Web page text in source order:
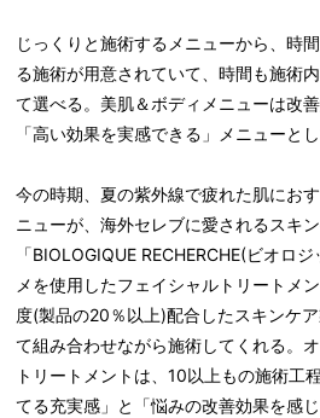
じっくりと施術するメニューから、時
る施術が用意されていて、時間も施術
て選べる。美肌＆ボディメニューは改
「高い効果を実感できる」メニューと
今の時期、夏の紫外線で疲れた肌にお
ニューが、海外セレブに愛されるスキ
「BIOLOGIQUE RECHERCHE(ビオロ
メを使用したフェイシャルトリートメ
度(製品の20％以上)配合したスキンケ
て組み合わせながら施術してくれる。
トリートメントは、10以上もの施術工
てる充実感」と「悩みの改善効果を感